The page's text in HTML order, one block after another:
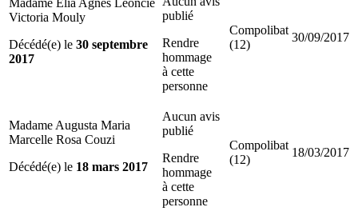
Victoria Mouly
Décédé(e) le 30 septembre
2017
publié
Rendre
hommage
à cette
personne
Compolibat
(12)
30/09/2017
Madame Augusta Maria
Marcelle Rosa Couzi
Décédé(e) le 18 mars 2017
Aucun avis
publié
Rendre
hommage
à cette
personne
Compolibat
(12)
18/03/2017